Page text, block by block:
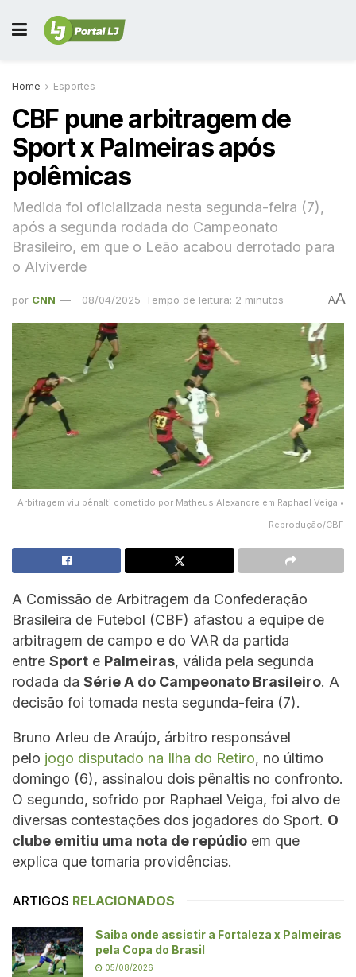
Home Esportes
CBF pune arbitragem de
Sport x Palmeiras após
polêmicas
Medida foi oficializada nesta segunda-feira (7),
após a segunda rodada do Campeonato
Brasileiro, em que o Leão acabou derrotado para
o Alviverde
por CNN 08/04/2025 Tempo de leitura: 2 minutos AA
Arbitragem viu pênalti cometido por Matheus Alexandre em Raphael Veiga •
Reprodução/CBF
A Comissão de Arbitragem da Confederação
Brasileira de Futebol (CBF) afastou a equipe de
arbitragem de campo e do VAR da partida
entre Sport e Palmeiras, válida pela segunda
rodada da Série A do Campeonato Brasileiro. A
decisão foi tomada nesta segunda-feira (7).
Bruno Arleu de Araújo, árbitro responsável
pelo jogo disputado na Ilha do Retiro, no último
domingo (6), assinalou dois pênaltis no confronto.
O segundo, sofrido por Raphael Veiga, foi alvo de
diversas contestações dos jogadores do Sport. O
clube emitiu uma nota de repúdio em que
explica que tomaria providências.
ARTIGOS RELACIONADOS
Saiba onde assistir a Fortaleza x Palmeiras
pela Copa do Brasil
05/08/2026